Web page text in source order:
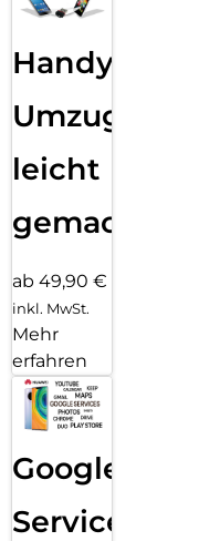
Handy
Umzug
leicht
gemacht!
ab 49,90 €
inkl. MwSt.
Mehr
erfahren
Google
Services